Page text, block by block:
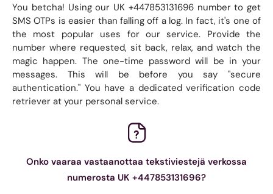
You betcha! Using our UK +447853131696 number to get
SMS OTPs is easier than falling off a log. In fact, it's one of
the most popular uses for our service. Provide the
number where requested, sit back, relax, and watch the
magic happen. The one-time password will be in your
messages. This will be before you say "secure
authentication." You have a dedicated verification code
retriever at your personal service.
Onko vaaraa vastaanottaa tekstiviestejä verkossa
numerosta UK +447853131696?